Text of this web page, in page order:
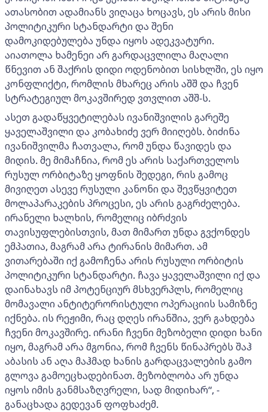
ათასობით ადამიანს ვიღაცა ხოცავს, ეს არის მისი
პოლიტიკური სტანდარტი და შენი
დამოკიდებულება უნდა იყოს ადეკვატური.
აიათოლა ხამენეი არ გარდაცვლილა მაღალი
წნევით ან შაქრის დიდი ოდენობით სისხლში, ეს იყო
კონფლიქტი, რომლის მხარეც არის აშშ და ჩვენ
სტრატეგიულ მოკავშირედ ვთვლით აშშ-ს.
ასეთ გადაწყვეტილებას ივანიშვილის გარეშე
ყაველაშვილი და კობახიძე ვერ მიიღებს. ბიძინა
ივანიშვილმა ჩათვალა, რომ უნდა წავიდეს და
მიდის. მე მიმაჩნია, რომ ეს არის საქართველოს
რუსულ ორბიტაზე ყოფნის შედეგი, რის გამოც
მივიღეთ ასევე რუსული კანონი და შევწყვიტეთ
მოლაპარაკების პროცესი, ეს არის გაგრძელება.
ირანელი ხალხის, რომელიც იბრძვის
თავისუფლებისთვის, მათ მიმართ უნდა გვქონდეს
ემპათია, მაგრამ არა ტირანის მიმართ. ამ
ვითარებაში იქ გამოჩენა არის რუსული ორბიტის
პოლიტიკური სტანდარტი. ჩავა ყაველაშვილი იქ და
დაინახავს იმ პოტენციურ მსხვერპლს, რომელიც
მომავალი ანტიტერორისტული ოპერაციის სამიზნე
იქნება. ის რეჟიმი, რაც დღეს ირანშია, ვერ გახდება
ჩვენი მოკავშირე. ირანი ჩვენი მეზობელი დიდი ხანი
იყო, მაგრამ არა მგონია, რომ ჩვენს წინაპრებს შაჰ
აბასის ან აღა მაჰმად ხანის გარდაცვალების გამო
გლოვა გამოეცხადებინათ. მეზობლობა არ უნდა
იყოს იმის განმსაზღვრელი, სად მიდიხარ“, -
განაცხადა გედევან ფოფხაძემ.